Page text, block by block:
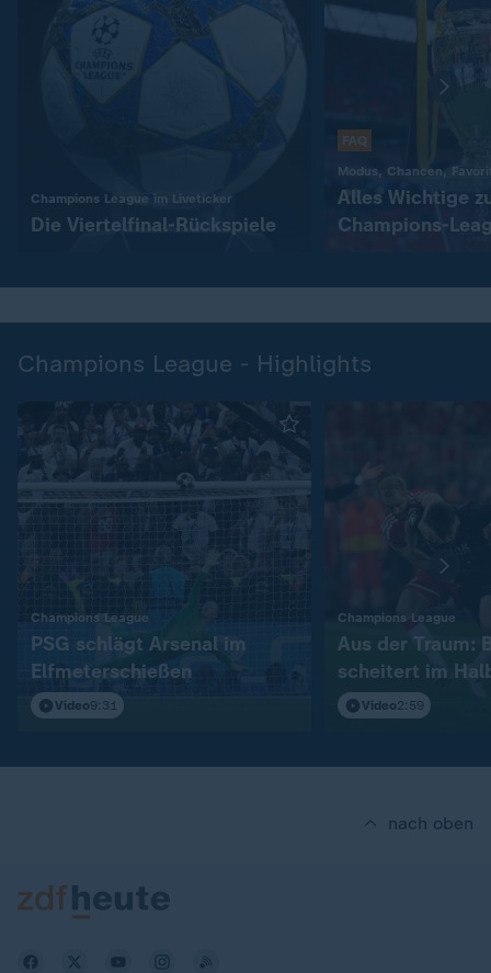
Champions League im Liveticker
Die Viertelfinal-Rückspiele
FAQ
Modus, Chancen,
Alles Wichtige
Champions-
Champions League - Highlights
Champions League
PSG schlägt Arsenal im
Elfmeterschießen
Video9:31
Champions League
Aus der Traum:
scheitert im
Video2:59
nach oben